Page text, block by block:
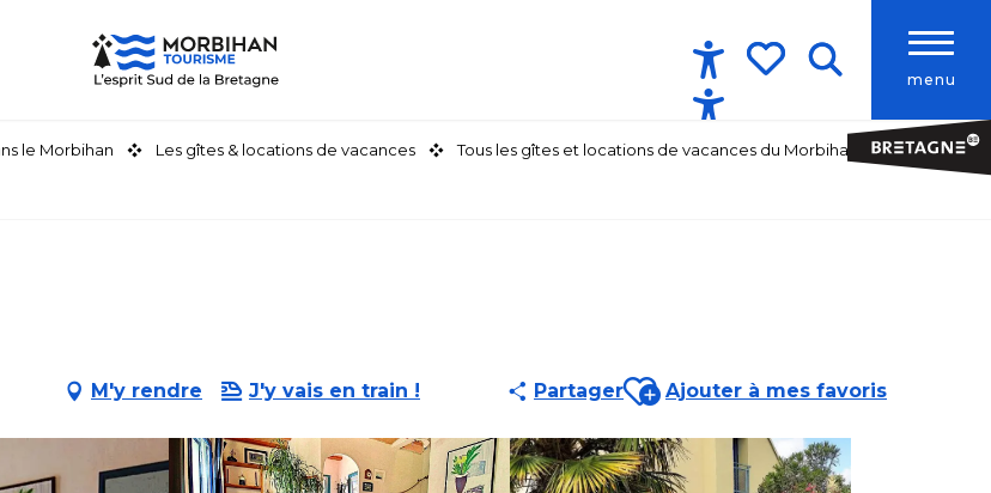
menu
Accessibilité
le Morbihan Les gîtes & locations de vacances
Tous les gîtes et locations de vacances du Morbihan
M'y rendre J'y vais en train ! PartagerAjouter aux favoris
Ajouter à mes favoris